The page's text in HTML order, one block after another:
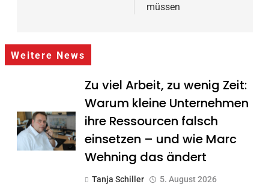
müssen
Weitere News
Zu viel Arbeit, zu wenig Zeit:
Warum kleine Unternehmen
ihre Ressourcen falsch
einsetzen – und wie Marc
Wehning das ändert
Tanja Schiller 5. August 2026